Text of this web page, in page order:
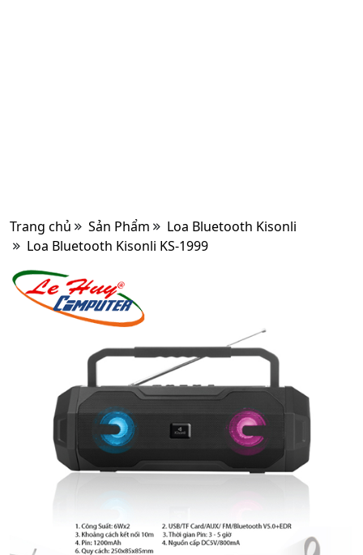
Trang chủ Sản Phẩm
Loa Bluetooth Kisonli
Loa Bluetooth Kisonli KS-1999